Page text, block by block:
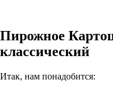
Пирожное
классический
Итак, нам понадобится: